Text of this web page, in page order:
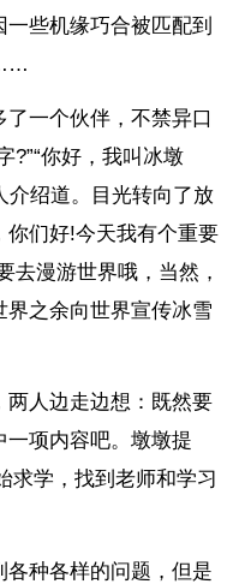
些机缘巧合被匹配到
一个伙伴，不禁异口
?”“你好，我叫冰墩
介绍道。目光转向了放
你们好!今天我有个重要
去漫游世界哦，当然，
之余向世界宣传冰雪
两人边走边想：既然要
项内容吧。墩墩提
求学，找到老师和学习
种各样的问题，但是